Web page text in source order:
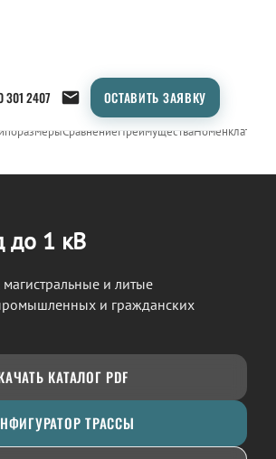
301 2407 ОСТАВИТЬ ЗАЯВКУ
СравнениеПреимуществаНоменклатура
до 1 кВ
и литые
и гражданских
КАТАЛОГ PDF
ТРАССЫ